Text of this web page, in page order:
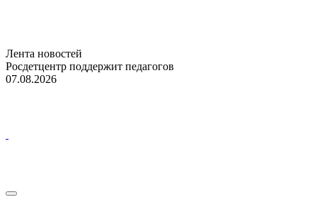
Лента новостей
Росдетцентр поддержит педагогов
07.08.2026